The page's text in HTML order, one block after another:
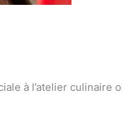
à l’atelier culinaire